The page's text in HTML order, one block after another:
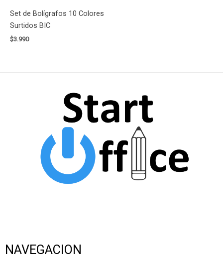
Set de Bolígrafos 10 Colores
Surtidos BIC
$3.990
NAVEGACION